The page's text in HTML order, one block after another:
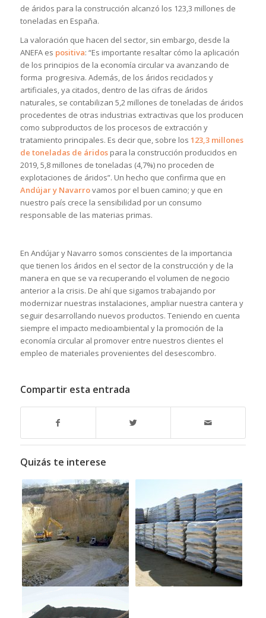
de áridos para la construcción alcanzó los 123,3 millones de
toneladas en España.
La valoración que hacen del sector, sin embargo, desde la
ANEFA es positiva: “Es importante resaltar cómo la aplicación
de los principios de la economía circular va avanzando de
forma progresiva. Además, de los áridos reciclados y
artificiales, ya citados, dentro de las cifras de áridos
naturales, se contabilizan 5,2 millones de toneladas de áridos
procedentes de otras industrias extractivas que los producen
como subproductos de los procesos de extracción y
tratamiento principales. Es decir que, sobre los 123,3 millones
de toneladas de áridospara la construcción producidos en
2019, 5,8 millones de toneladas (4,7%) no proceden de
explotaciones de áridos”. Un hecho que confirma que en
Andújar y Navarrovamos por el buen camino; y que en
nuestro país crece la sensibilidad por un consumo
responsable de las materias primas.
En Andújar y Navarro somos conscientes de la importancia
que tienen los áridos en el sector de la construcción y de la
manera en que se va recuperando el volumen de negocio
anterior a la crisis. De ahí que sigamos trabajando por
modernizar nuestras instalaciones, ampliar nuestra cantera y
seguir desarrollando nuevos productos. Teniendo en cuenta
siempre el impacto medioambiental y la promoción de la
economía circular al promover entre nuestros clientes el
empleo de materiales provenientes del desescombro.
Compartir esta entrada
Quizás te interese